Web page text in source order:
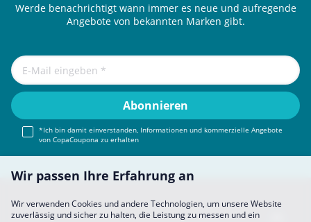
Werde benachrichtigt wann immer es neue und aufregende
Angebote von bekannten Marken gibt.
*Ich bin damit einverstanden, Informationen und kommerzielle Angebote
von CopaCoupona zu erhalten
Wir passen Ihre Erfahrung an
Wir verwenden Cookies und andere Technologien, um unsere Website
zuverlässig und sicher zu halten, die Leistung zu messen und ein